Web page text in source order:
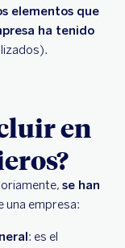
elementos que
ha tenido
en
se han
una empresa:
: es el